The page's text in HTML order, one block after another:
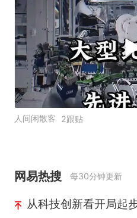
人间闲散客 2跟贴
网易热搜 每30分钟更新
从科技创新看开局起